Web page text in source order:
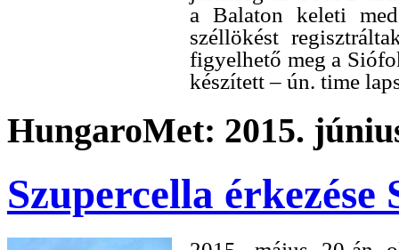
a Balaton keleti
széllökést
figyelhető meg a
készített – ún. time
HungaroMet: 2015.
Szupercella érkezése